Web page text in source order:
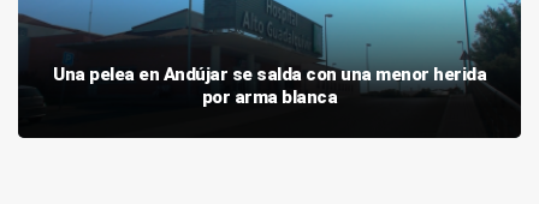
Una pelea en Andújar se salda con una menor herida
por arma blanca